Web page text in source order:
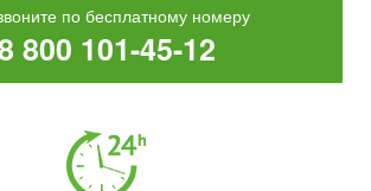
по бесплатному номеру
800 101-45-12